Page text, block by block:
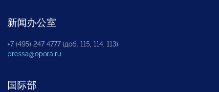
新闻办公室
+7 (495) 247 4777 (доб. 115, 114, 113)
pressa@opora.ru
国际部